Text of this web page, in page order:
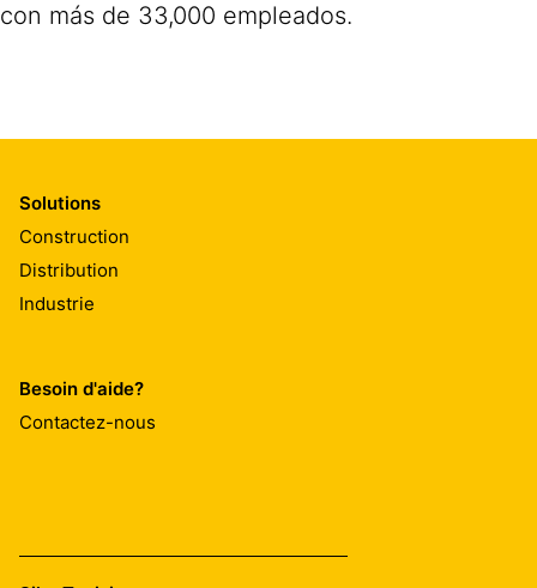
con más de 33,000 empleados.
Solutions
Construction
Distribution
Industrie
Besoin d'aide?
Contactez-nous